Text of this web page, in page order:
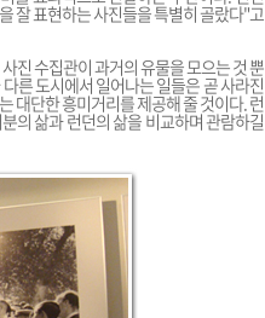
잘 표현하는 사진들을 특별히 골랐다"고
진 수집관이 과거의 유물을 모으는 것 뿐
른 도시에서 일어나는 일들은 곧 사라진
대단한 흥미거리를 제공해 줄 것이다. 런
의 삶과 런던의 삶을 비교하며 관람하길